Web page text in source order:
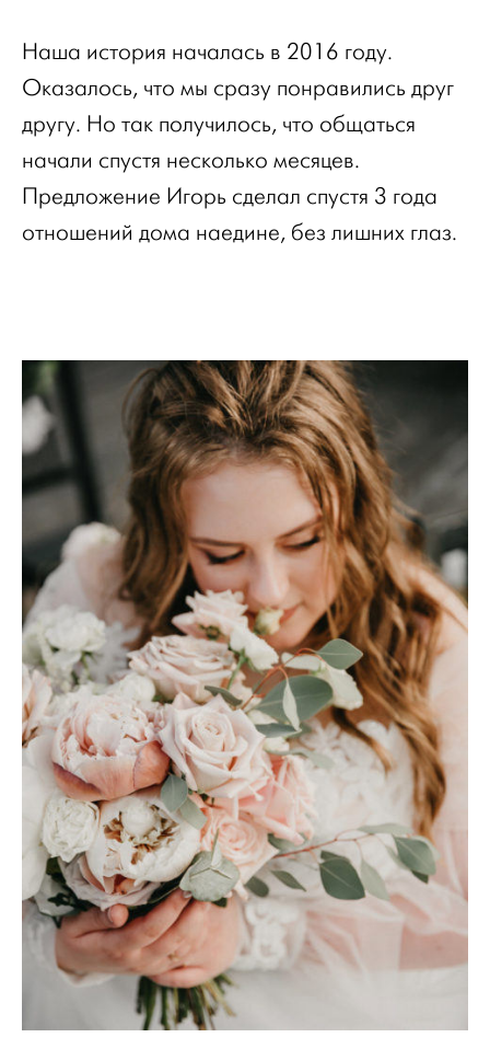
Наша история началась в 2016 году.
Оказалось, что мы сразу понравились друг
другу. Но так получилось, что общаться
начали спустя несколько месяцев.
Предложение Игорь сделал спустя 3 года
отношений дома наедине, без лишних глаз.